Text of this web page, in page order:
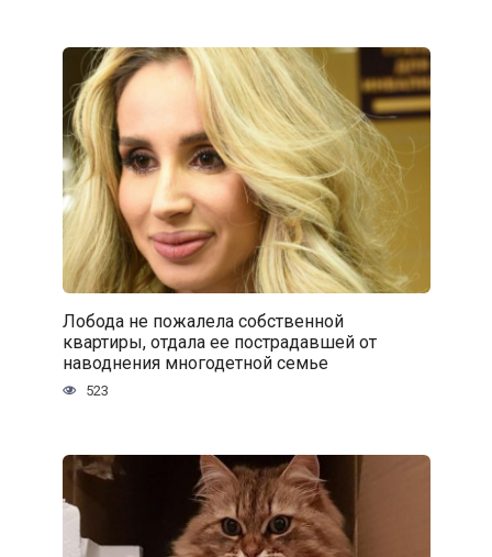
Лобода не пожалела собственной
квартиры, отдала ее пострадавшей от
наводнения многодетной семье
523